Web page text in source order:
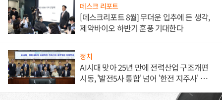
데스크 리포트
[데스크리포트 8월] 무더운 입추에 든 생각,
제약바이오 하반기 훈풍 기대한다
정치
AI시대 맞아 25년 만에 전력산업 구조개편
시동, '발전5사 통합' 넘어 '한전 지주사' 재편